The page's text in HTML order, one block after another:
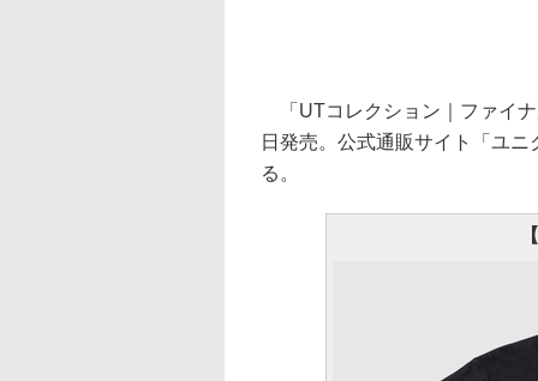
「UTコレクション｜ファイ
日発売。公式通販サイト「ユ
る。